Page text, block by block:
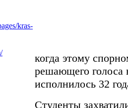
когда этому
решающего голоса
исполнилось 32
Студенты